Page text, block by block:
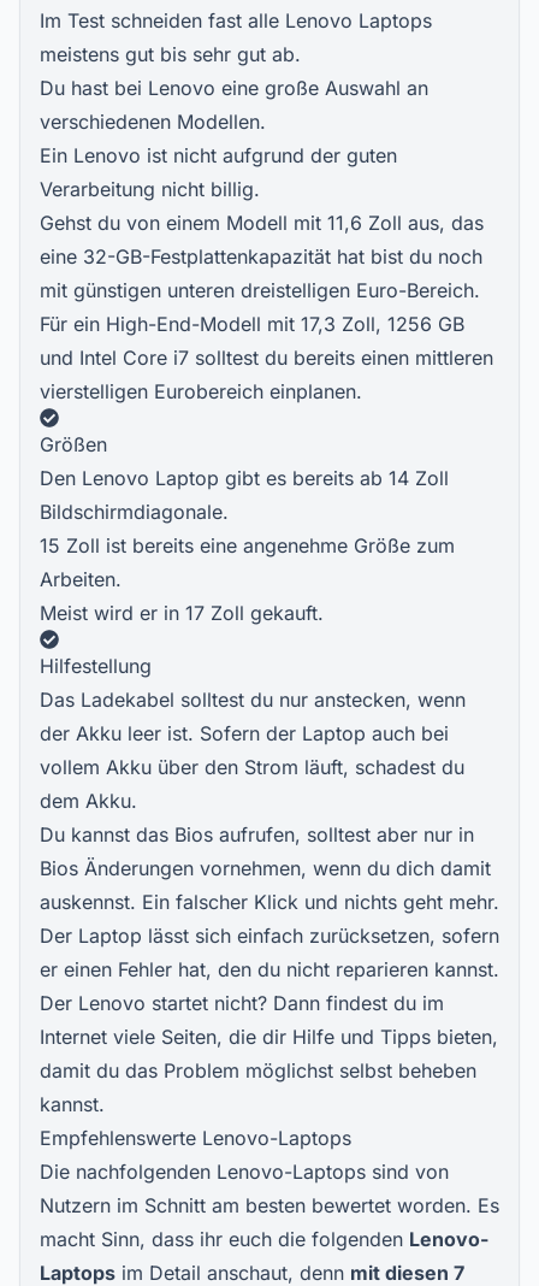
Im Test schneiden fast alle Lenovo Laptops
meistens gut bis sehr gut ab.
Du hast bei Lenovo eine große Auswahl an
verschiedenen Modellen.
Ein Lenovo ist nicht aufgrund der guten
Verarbeitung nicht billig.
Gehst du von einem Modell mit 11,6 Zoll aus, das
eine 32-GB-Festplattenkapazität hat bist du noch
mit günstigen unteren dreistelligen Euro-Bereich.
Für ein High-End-Modell mit 17,3 Zoll, 1256 GB
und Intel Core i7 solltest du bereits einen mittleren
vierstelligen Eurobereich einplanen.
Größen
Den Lenovo Laptop gibt es bereits ab 14 Zoll
Bildschirmdiagonale.
15 Zoll ist bereits eine angenehme Größe zum
Arbeiten.
Meist wird er in 17 Zoll gekauft.
Hilfestellung
Das Ladekabel solltest du nur anstecken, wenn
der Akku leer ist. Sofern der Laptop auch bei
vollem Akku über den Strom läuft, schadest du
dem Akku.
Du kannst das Bios aufrufen, solltest aber nur in
Bios Änderungen vornehmen, wenn du dich damit
auskennst. Ein falscher Klick und nichts geht mehr.
Der Laptop lässt sich einfach zurücksetzen, sofern
er einen Fehler hat, den du nicht reparieren kannst.
Der Lenovo startet nicht? Dann findest du im
Internet viele Seiten, die dir Hilfe und Tipps bieten,
damit du das Problem möglichst selbst beheben
kannst.
Empfehlenswerte Lenovo-Laptops
Die nachfolgenden Lenovo-Laptops sind von
Nutzern im Schnitt am besten bewertet worden. Es
macht Sinn, dass ihr euch die folgenden Lenovo-
Laptops im Detail anschaut, denn mit diesen 7